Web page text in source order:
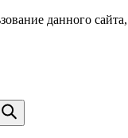
данного